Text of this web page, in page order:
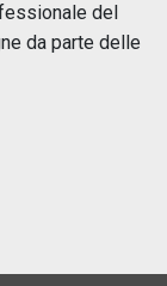
del
da parte delle